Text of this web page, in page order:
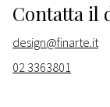
Contatta il
design@finarte.it
02 3363801